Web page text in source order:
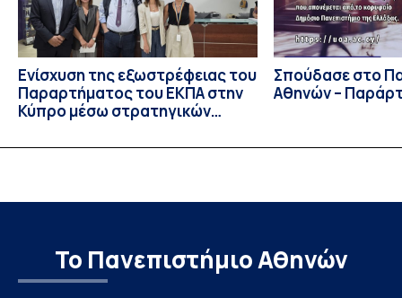
Ενίσχυση της εξωστρέφειας του
Παραρτήματος του ΕΚΠΑ στην
Κύπρο μέσω στρατηγικών
Σπούδασε στο
Αθηνών –
Το Πανεπιστήμιο Αθηνών